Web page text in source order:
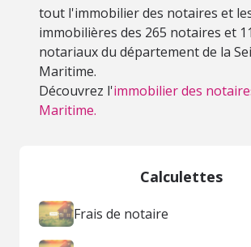
tout l'immobilier des notaires et
immobilières des 265 notaires et
notariaux du département de la
Maritime.
Découvrez l'immobilier des
Maritime.
Calculettes
Frais de notaire